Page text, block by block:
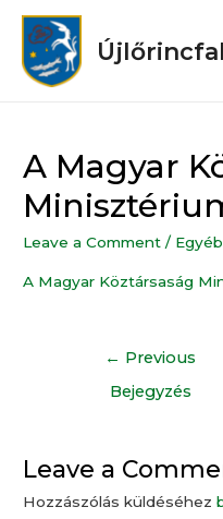
A Magyar
Leave a Comment /
A Magyar Köztársaság
← Previous
Bejegyzés
Leave a
Hozzászólás küldéséhez